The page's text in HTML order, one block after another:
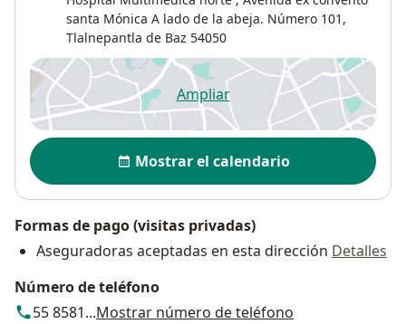
santa Mónica A lado de la abeja. Número 101,
Tlalnepantla de Baz 54050
Ampliarse abre en una nueva
Disponibilidad
Mostrar el calendario
Formas de pago (visitas privadas)
Aseguradoras aceptadas en esta dirección Detalles
Número de teléfono
55 8581...Mostrar número de teléfono